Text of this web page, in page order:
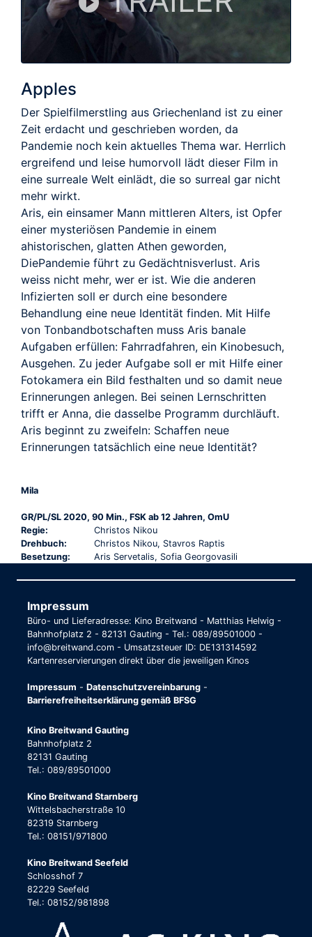
Apples
Der Spielfilmerstling aus Griechenland ist zu einer
Zeit erdacht und geschrieben worden, da
Pandemie noch kein aktuelles Thema war. Herrlich
ergreifend und leise humorvoll lädt dieser Film in
eine surreale Welt einlädt, die so surreal gar nicht
mehr wirkt.
Aris, ein einsamer Mann mittleren Alters, ist Opfer
einer mysteriösen Pandemie in einem
ahistorischen, glatten Athen geworden,
DiePandemie führt zu Gedächtnisverlust. Aris
weiss nicht mehr, wer er ist. Wie die anderen
Infizierten soll er durch eine besondere
Behandlung eine neue Identität finden. Mit Hilfe
von Tonbandbotschaften muss Aris banale
Aufgaben erfüllen: Fahrradfahren, ein Kinobesuch,
Ausgehen. Zu jeder Aufgabe soll er mit Hilfe einer
Fotokamera ein Bild festhalten und so damit neue
Erinnerungen anlegen. Bei seinen Lernschritten
trifft er Anna, die dasselbe Programm durchläuft.
Aris beginnt zu zweifeln: Schaffen neue
Erinnerungen tatsächlich eine neue Identität?
Mila
GR/PL/SL 2020, 90 Min., FSK ab 12 Jahren, OmU
Regie:
Christos Nikou
Drehbuch:
Christos Nikou, Stavros Raptis
Besetzung:
Aris Servetalis, Sofia Georgovasili
Impressum
Büro- und Lieferadresse: Kino Breitwand - Matthias Helwig -
Bahnhofplatz 2 - 82131 Gauting - Tel.: 089/89501000 -
info@breitwand.com - Umsatzsteuer ID: DE131314592
Kartenreservierungen direkt über die jeweiligen Kinos
Impressum - Datenschutzvereinbarung -
Barrierefreiheitserklärung gemäß BFSG
Kino Breitwand Gauting
Bahnhofplatz 2
82131 Gauting
Tel.: 089/89501000
Kino Breitwand Starnberg
Wittelsbacherstraße 10
82319 Starnberg
Tel.: 08151/971800
Kino Breitwand Seefeld
Schlosshof 7
82229 Seefeld
Tel.: 08152/981898